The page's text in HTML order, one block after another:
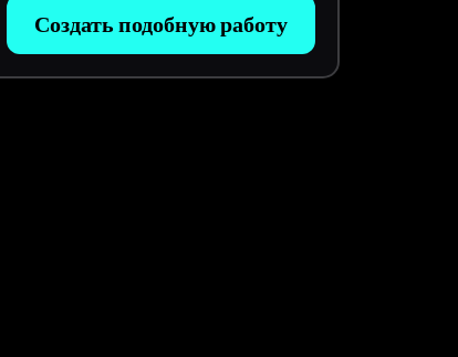
Создать подобную работу